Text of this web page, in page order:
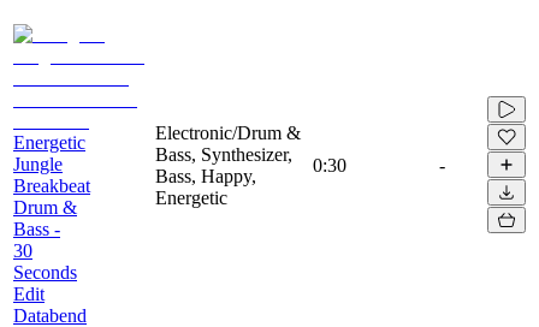
Energetic
Jungle
Breakbeat
Drum &
Bass -
30
Seconds
Edit
Databend
Electronic/Drum &
Bass, Synthesizer,
Bass, Happy,
Energetic
0:30 -